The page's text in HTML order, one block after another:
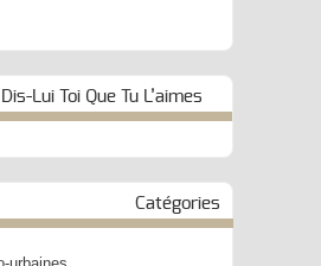
Dis-Lui Toi Que Tu L’aimes
Catégories